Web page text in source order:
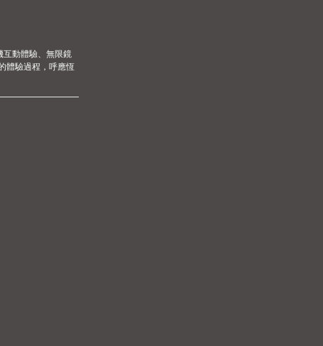
互動體驗、無限鏡
體驗過程，呼應恆